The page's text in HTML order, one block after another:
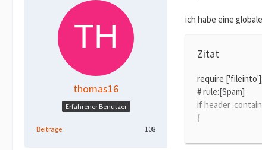
thomas16
Erfahrener Benutzer
Beiträge 108
ich habe eine
Zitat
require
# rule:[Spam]
if header
{
}